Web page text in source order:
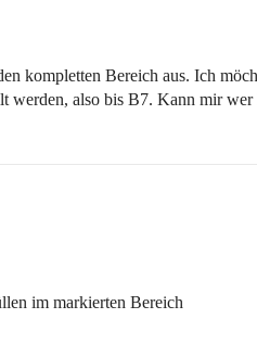
kompletten Bereich aus. Ich
werden, also bis B7. Kann mir wer
im markierten Bereich